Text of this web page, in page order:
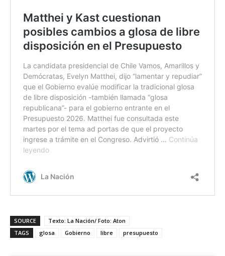
SOURCE
Texto: La Nación/ Foto: Aton
TAGS
glosa Gobierno libre presupuesto